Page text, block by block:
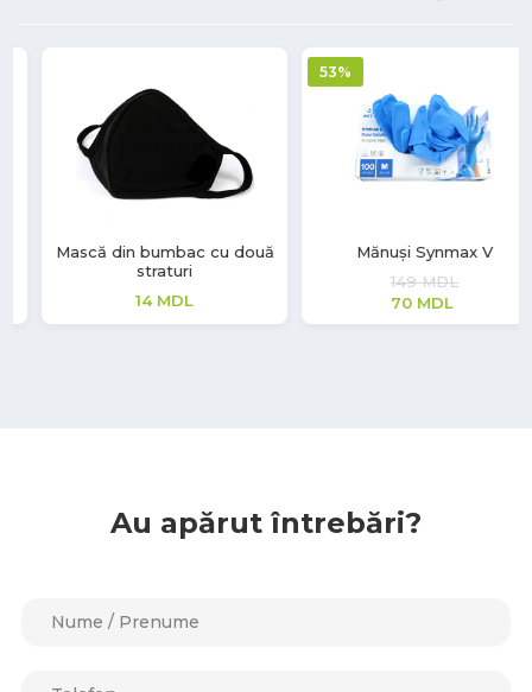
Mănuși Synmax V
MDL
MDL
Mănuși latex Soft Touch
208MDL
Au apărut întrebări?